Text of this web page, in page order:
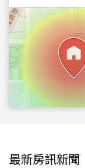
最新房訊新聞